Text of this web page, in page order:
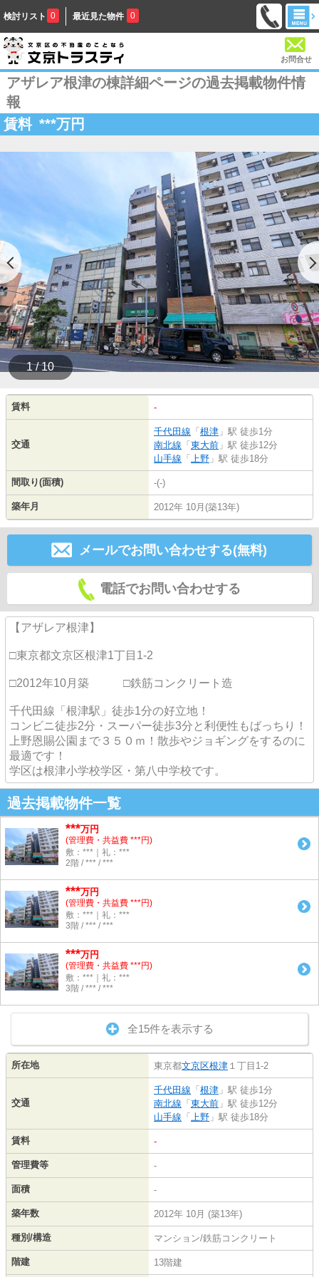
検討リスト 0 最近見た物件 0
お問合せ
アザレア根津の棟詳細ページの過去掲載物件情
報
賃料 ***万円
1 / 10
賃料 -
交通
千代田線 「 根津 」駅 徒歩1分
南北線 「 東大前 」駅 徒歩12分
山手線 「 上野 」駅 徒歩18分
間取り(面積) -(-)
築年月 2012年 10月(築13年)
メールでお問い合わせする(無料)
電話でお問い合わせする
【アザレア根津】
□東京都文京区根津1丁目1-2
□2012年10月築 □鉄筋コンクリート造
千代田線「根津駅」徒歩1分の好立地！
コンビニ徒歩2分・スーパー徒歩3分と利便性もばっちり！
上野恩賜公園まで３５０ｍ！散歩やジョギングをするのに
最適です！
学区は根津小学校学区・第八中学校です。
過去掲載物件一覧
***万円
(管理費・共益費 ***円)
敷：***｜礼：***
2階 / *** / ***
***万円
(管理費・共益費 ***円)
敷：***｜礼：***
3階 / *** / ***
***万円
(管理費・共益費 ***円)
敷：***｜礼：***
3階 / *** / ***
全15件を表示する
所在地 東京都文京区根津 １丁目1-2
交通
千代田線 「 根津 」駅 徒歩1分
南北線 「 東大前 」駅 徒歩12分
山手線 「 上野 」駅 徒歩18分
賃料 -
管理費等 -
面積 -
築年数 2012年 10月 (築13年)
種別/構造 マンション/鉄筋コンクリート
階建 13階建